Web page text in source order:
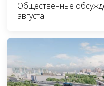
Общественные
августа